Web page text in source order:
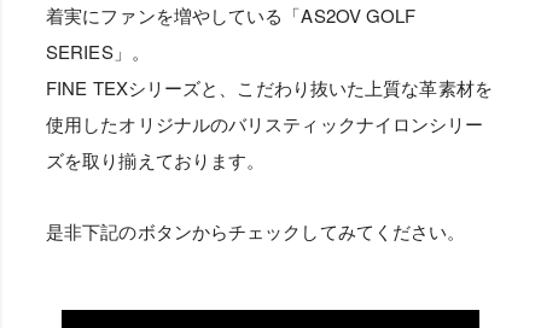
着実にファンを増やしている「AS2OV GOLF
SERIES」。
FINE TEXシリーズと、こだわり抜いた上質な革素材を
使用したオリジナルのバリスティックナイロンシリー
ズを取り揃えております。
是非下記のボタンからチェックしてみてください。